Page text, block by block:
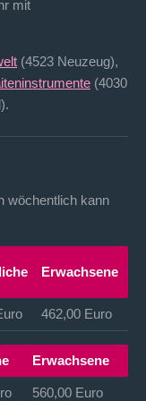
mit
(4523 Neuzeug),
(4030
wöchentlich kann
Erwachsene
462,00 Euro
Erwachsene
560,00 Euro